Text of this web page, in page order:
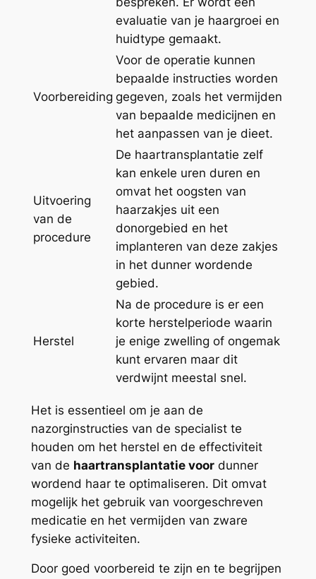
evaluatie van je haargroei en
huidtype gemaakt.
Voorbereiding
Voor de operatie kunnen
bepaalde instructies worden
gegeven, zoals het vermijden
van bepaalde medicijnen en
het aanpassen van je dieet.
Uitvoering
van de
procedure
De haartransplantatie zelf
kan enkele uren duren en
omvat het oogsten van
haarzakjes uit een
donorgebied en het
implanteren van deze zakjes
in het dunner wordende
gebied.
Herstel
Na de procedure is er een
korte herstelperiode waarin
je enige zwelling of ongemak
kunt ervaren maar dit
verdwijnt meestal snel.
Het is essentieel om je aan de
nazorginstructies van de specialist te
houden om het herstel en de effectiviteit
van de haartransplantatie voordunner
wordend haar te optimaliseren. Dit omvat
mogelijk het gebruik van voorgeschreven
medicatie en het vermijden van zware
fysieke activiteiten.
Door goed voorbereid te zijn en te begrijpen